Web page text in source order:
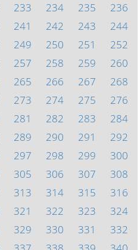
233 234 235
236
241 242 243
244
249 250 251
252
257 258 259
260
265 266 267
268
273 274 275
276
281 282 283
284
289 290 291
292
297 298 299
300
305 306 307
308
313 314 315
316
321 322 323
324
329 330 331
332